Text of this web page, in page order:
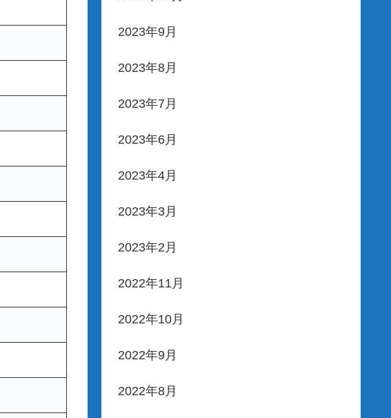
2023年9月
2023年8月
2023年7月
2023年6月
2023年4月
2023年3月
2023年2月
2022年11月
2022年10月
2022年9月
2022年8月